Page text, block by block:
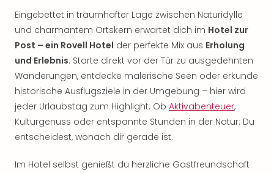
Eingebettet in traumhafter Lage zwischen Naturidylle
und charmantem Ortskern erwartet dich im Hotel zur
Post – ein Rovell Hotel der perfekte Mix aus Erholung
und Erlebnis. Starte direkt vor der Tür zu ausgedehnten
Wanderungen, entdecke malerische Seen oder erkunde
historische Ausflugsziele in der Umgebung – hier wird
jeder Urlaubstag zum Highlight. Ob Aktivabenteuer,
Kulturgenuss oder entspannte Stunden in der Natur: Du
entscheidest, wonach dir gerade ist.
Im Hotel selbst genießt du herzliche Gastfreundschaft